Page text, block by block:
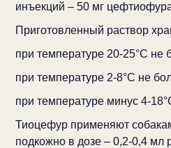
инъекций – 50 мг
Приготовленный раствор
при температуре 20-25°С не
при температуре 2-8°С не
при температуре минус 4-
Тиоцефур применяют
подкожно в дозе – 0,2-0,4 мл